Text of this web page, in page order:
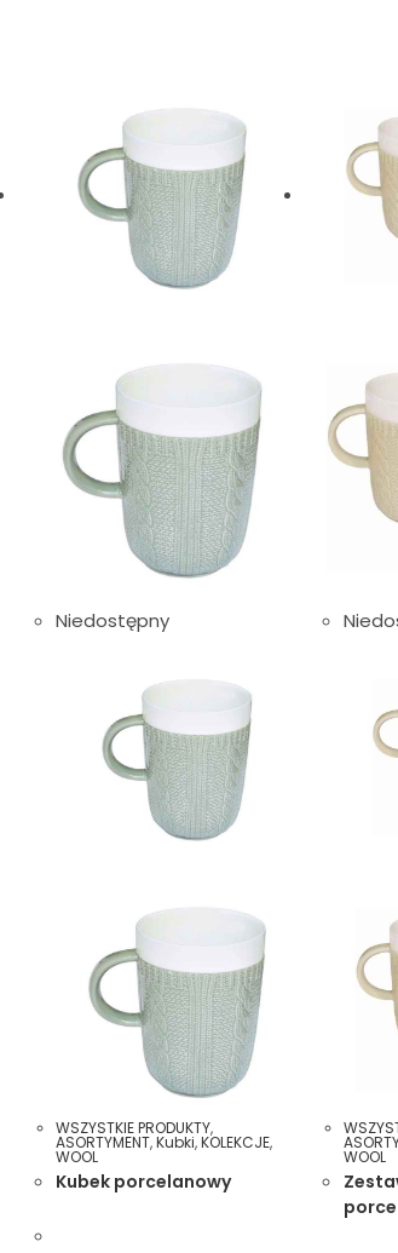
Niedostępny
WSZYSTKIE PRODUKTY,
ASORTYMENT,Kubki,KOLEKCJE,
WOOL
Kubek porcelanowy
WOOL